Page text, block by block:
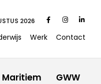
2026
Werk Contact
Maritiem GWW